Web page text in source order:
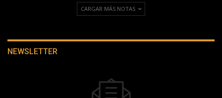
CARGAR MÁS NOTAS
NEWSLETTER